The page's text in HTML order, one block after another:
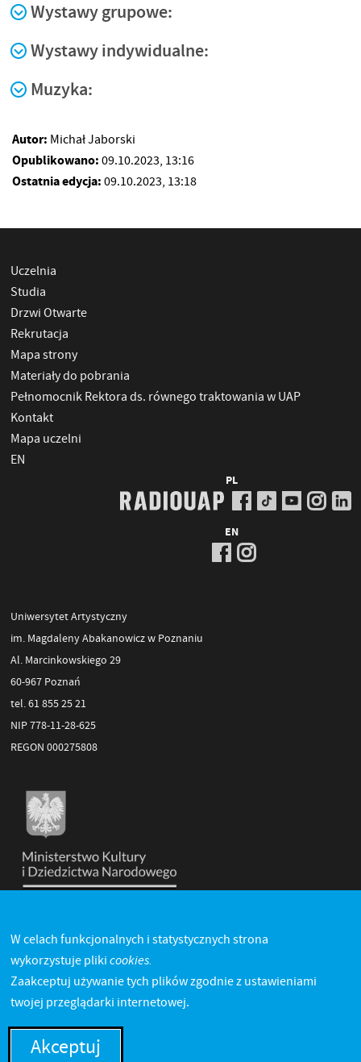
Wystawy grupowe:
Wystawy indywidualne:
Muzyka:
Autor: Michał Jaborski
Opublikowano: 09.10.2023, 13:16
Ostatnia edycja: 09.10.2023, 13:18
Uczelnia
Studia
Drzwi Otwarte
Rekrutacja
Mapa strony
Materiały do pobrania
Pełnomocnik Rektora ds. równego traktowania w UAP
Kontakt
Mapa uczelni
EN
PL
EN
Uniwersytet Artystyczny
im. Magdaleny Abakanowicz w Poznaniu
Al. Marcinkowskiego 29
60-967 Poznań
tel. 61 855 25 21
NIP 778-11-28-625
REGON 000275808
W celach funkcjonalnych i statystycznych strona
wykorzystuje pliki cookies.
Zaakceptuj używanie tych plików zgodnie z ustawieniami
twojej przeglądarki internetowej.
Akceptuj